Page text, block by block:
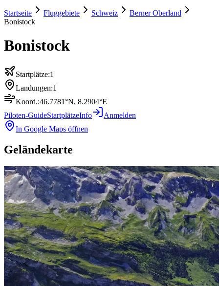
Startseite Fluggebiete Schweiz
Berner Oberland
Bonistock
Bonistock
Startplätze:1
Landungen:1
Koord.:46.7781°N, 8.2904°E
Piloten-GuideStartplätzeInfo
Anmelden
In Google Maps öffnen
Geländekarte